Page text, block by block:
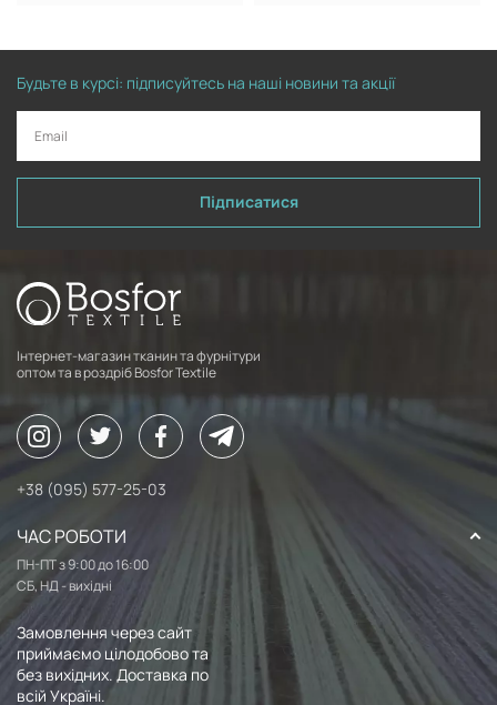
Будьте в курсі: підписуйтесь на наші новини та акції
Підписатися
Інтернет-магазин тканин та фурнітури
оптом та в роздріб Bosfor Textile
+38 (095) 577-25-03
ЧАС РОБОТИ
ПН-ПТ з 9:00 до 16:00
СБ, НД - вихідні
Замовлення через сайт
приймаємо цілодобово та
без вихідних. Доставка по
всій Україні.